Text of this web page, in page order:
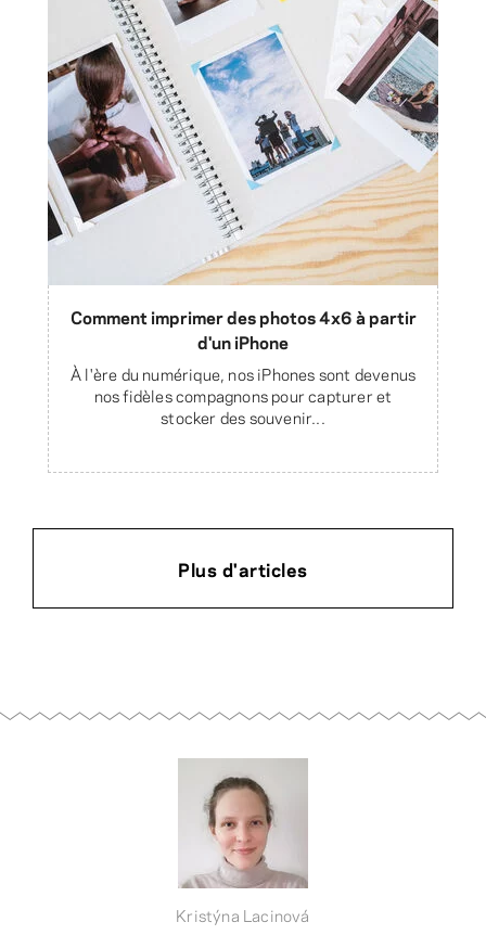
Comment imprimer des photos 4x6 à partir
d'un iPhone
À l'ère du numérique, nos iPhones sont devenus
nos fidèles compagnons pour capturer et
stocker des souvenir...
Plus d'articles
Kristýna Lacinová